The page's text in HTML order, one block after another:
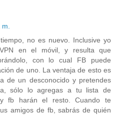
no es nuevo. Inclusive yo
en el móvil, y resulta que
con lo cual FB puede
de uno. La ventaja de esto es
de un desconocido y pretendes
sólo lo agregas a tu lista de
fb harán el resto. Cuando te
amigos de fb, sabrás de quién